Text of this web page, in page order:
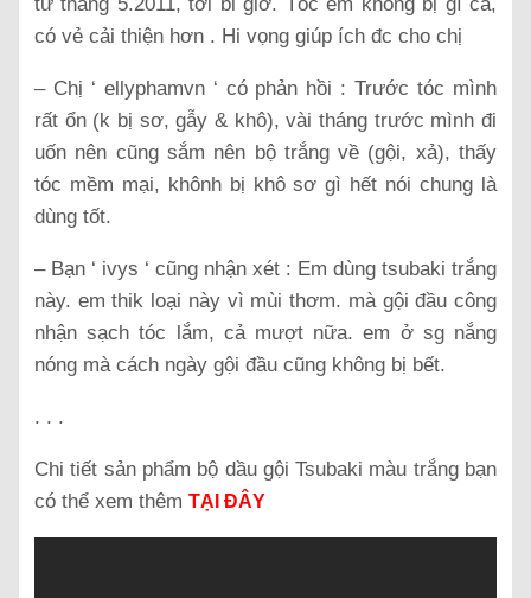
có vẻ cải thiện hơn . Hi vọng giúp ích đc cho chị
– Chị ‘ ellyphamvn ‘ có phản hồi : Trước tóc mình
rất ổn (k bị sơ, gẫy & khô), vài tháng trước mình đi
uốn nên cũng sắm nên bộ trắng về (gội, xả), thấy
tóc mềm mại, khônh bị khô sơ gì hết nói chung là
dùng tốt.
– Bạn ‘ ivys ‘ cũng nhận xét : Em dùng tsubaki trắng
này. em thik loại này vì mùi thơm. mà gội đầu công
nhận sạch tóc lắm, cả mượt nữa. em ở sg nắng
nóng mà cách ngày gội đầu cũng không bị bết.
. . .
Chi tiết sản phẩm bộ dầu gội Tsubaki màu trắng bạn
có thể xem thêm TẠI ĐÂY